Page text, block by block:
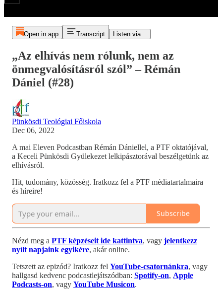
Open in app Transcript Listen via...
„Az elhívás nem rólunk, nem az
önmegvalósításról szól” – Rémán
Dániel (#28)
Pünkösdi Teológiai Főiskola
Dec 06, 2022
A mai Eleven Podcastban Rémán Dániellel, a PTF oktatójával,
a Keceli Pünkösdi Gyülekezet lelkipásztorával beszélgetünk az
elhívásról.
Hit, tudomány, közösség. Iratkozz fel a PTF médiatartalmaira
és híreire!
Subscribe
Nézd meg a PTF képzéseit ide kattintva, vagy jelentkezz
nyílt napjaink egyikére, akár online.
Tetszett az epizód? Iratkozz fel YouTube-csatornánkra, vagy
hallgasd kedvenc podcastlejátszódban: Spotify-on, Apple
Podcasts-on, vagy YouTube Musicon.